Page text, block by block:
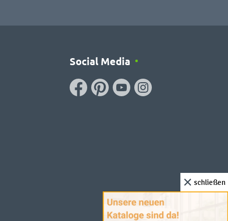
Social Media
schließen